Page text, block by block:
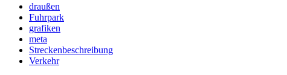
draußen
Fuhrpark
grafiken
meta
Streckenbeschreibung
Verkehr